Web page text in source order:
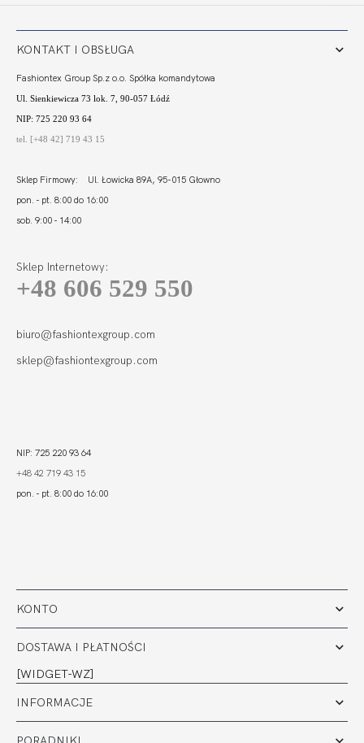
KONTO
DOSTAWA I PŁATNOŚCI
[WIDGET-WZ]
INFORMACJE
KONTAKT I OBSŁUGA
Fashiontex Group Sp.z o.o. Spółka komandytowa
Ul. Sienkiewicza 73 lok. 7, 90-057 Łódź
NIP: 725 220 93 64
tel. [+48 42] 719 43 15
Sklep Firmowy: Ul. Łowicka 89A, 95-015 Głowno
pon. - pt. 8:00 do 16:00
sob. 9:00 - 14:00
Sklep Internetowy:
+48 606 529 550
biuro@fashiontexgroup.com
sklep@fashiontexgroup.com
NIP: 725 220 93 64
+48 42 719 43 15
pon. - pt. 8:00 do 16:00